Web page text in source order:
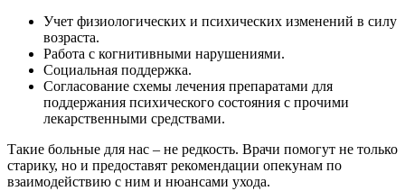
Учет физиологических и психических изменений в силу
возраста.
Работа с когнитивными нарушениями.
Социальная поддержка.
Согласование схемы лечения препаратами для
поддержания психического состояния с прочими
лекарственными средствами.
Такие больные для нас – не редкость. Врачи помогут не только
старику, но и предоставят рекомендации опекунам по
взаимодействию с ним и нюансами ухода.